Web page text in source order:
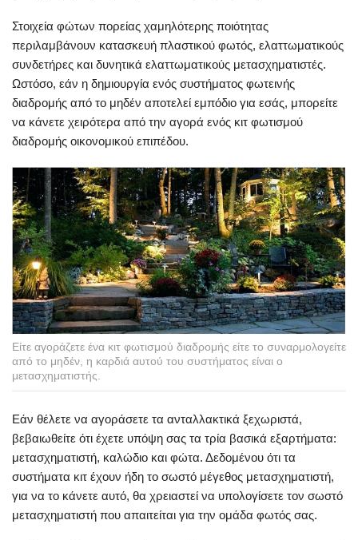
Στοιχεία φώτων πορείας χαμηλότερης ποιότητας
περιλαμβάνουν κατασκευή πλαστικού φωτός, ελαττωματικούς
συνδετήρες και δυνητικά ελαττωματικούς μετασχηματιστές.
Ωστόσο, εάν η δημιουργία ενός συστήματος φωτεινής
διαδρομής από το μηδέν αποτελεί εμπόδιο για εσάς, μπορείτε
να κάνετε χειρότερα από την αγορά ενός κιτ φωτισμού
διαδρομής οικονομικού επιπέδου.
Είτε αγοράζετε ένα κιτ φωτισμού διαδρομής είτε το συναρμολογείτε
από το μηδέν, η καρδιά αυτού του συστήματος είναι ο
μετασχηματιστής.
Εάν θέλετε να αγοράσετε τα ανταλλακτικά ξεχωριστά,
βεβαιωθείτε ότι έχετε υπόψη σας τα τρία βασικά εξαρτήματα:
μετασχηματιστή, καλώδιο και φώτα. Δεδομένου ότι τα
συστήματα κιτ έχουν ήδη το σωστό μέγεθος μετασχηματιστή,
για να το κάνετε αυτό, θα χρειαστεί να υπολογίσετε τον σωστό
μετασχηματιστή που απαιτείται για την ομάδα φωτός σας.